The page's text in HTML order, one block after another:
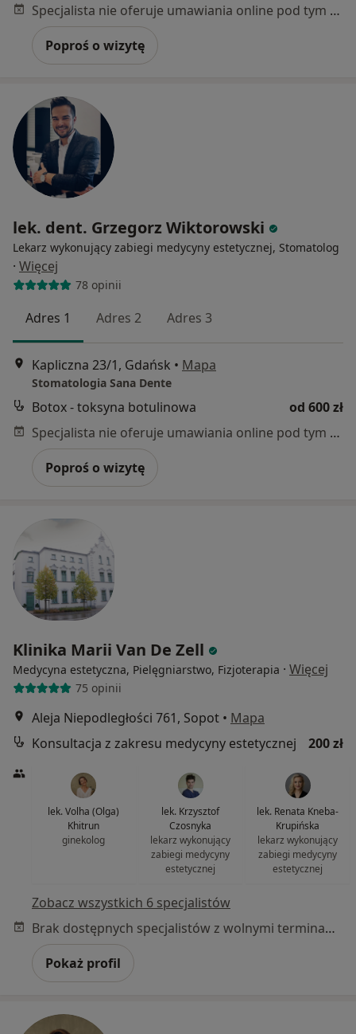
Specjalista nie oferuje umawiania online pod tym adresem.
Poproś o wizytę
lek. dent. Grzegorz Wiktorowski
Lekarz wykonujący zabiegi medycyny estetycznej, Stomatolog
· Więcej
78 opinii
Adres 1 Adres 2 Adres 3
Kapliczna 23/1, Gdańsk • Mapa
Stomatologia Sana Dente
Botox - toksyna botulinowa
od 600 zł
Specjalista nie oferuje umawiania online pod tym adresem.
Poproś o wizytę
Klinika Marii Van De Zell
Medycyna estetyczna, Pielęgniarstwo, Fizjoterapia · Więcej
75 opinii
Aleja Niepodległości 761, Sopot • Mapa
Konsultacja z zakresu medycyny estetycznej
200 zł
lek. Volha (Olga)
Khitrun
ginekolog
lek. Krzysztof
Czosnyka
lekarz wykonujący
zabiegi medycyny
estetycznej
lek. Renata Kneba-
Krupińska
lekarz wykonujący
zabiegi medycyny
estetycznej
Zobacz wszystkich 6 specjalistów
Brak dostępnych specjalistów z wolnymi terminami w tym centrum medycznym.
Pokaż profil